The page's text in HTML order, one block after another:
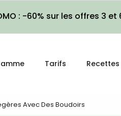
: -60% sur les offres 3
Tarifs Recettes
Avec Des Boudoirs